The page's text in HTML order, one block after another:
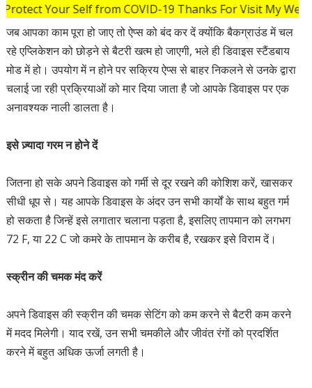
Protect Your Self from COVID-19 Thanks For Visit My
जब आपका काम पूरा हो जाए तो ऐप्स को बंद कर दें क्योंकि बैकग्राउंड में चल
रहे एप्लिकेशन को छोड़ने से बैटरी खत्म हो जाएगी, भले ही डिवाइस स्टैंडबाय
मोड में हो। उपयोग में न होने पर सक्रिय ऐप्स से बाहर निकलने से उनके द्वारा
चलाई जा रही प्रक्रियाओं को मार दिया जाता है जो आपके डिवाइस पर एक
अनावश्यक नाली डालता है।
इसे ज़्यादा गरम न होने दें
जितना हो सके अपने डिवाइस को गर्मी से दूर रखने की कोशिश करें, खासकर
सीधी धूप से। यह आपके डिवाइस के अंदर उन सभी कार्यों के साथ बहुत गर्म
हो सकता है जिन्हें इसे लगातार चलाना पड़ता है, इसलिए तापमान को लगभग
72 F, या 22 C जो कमरे के तापमान के करीब है, रखकर इसे विराम दें।
स्क्रीन की चमक मंद करें
अपने डिवाइस की स्क्रीन की चमक सेटिंग को कम करने से बैटरी कम करने
में मदद मिलेगी। याद रखें, उन सभी चमकीले और जीवंत रंगों को प्रदर्शित
करने में बहुत अधिक ऊर्जा लगती है।